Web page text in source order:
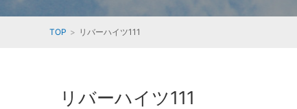
TOP リバーハイツ111
リバーハイツ111